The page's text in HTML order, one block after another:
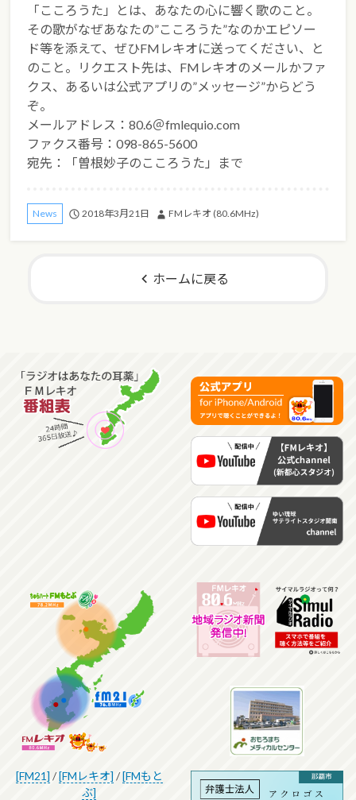
「こころうた」とは、あなたの心に響く歌のこと。
その歌がなぜあなたの”こころうた”なのかエピソー
ド等を添えて、ぜひFMレキオに送ってください、と
のこと。リクエスト先は、FMレキオのメールかファ
クス、あるいは公式アプリの”メッセージ”からどう
ぞ。
メールアドレス：80.6＠fmlequio.com
ファクス番号：098-865-5600
宛先：「曽根妙子のこころうた」まで
News 2018年3月21日 FMレキオ (80.6MHz)
ホームに戻る
[FM21] /[FMレキオ] /[FMもと
ぶ]